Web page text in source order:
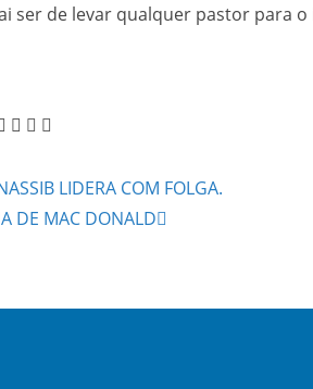
ser de levar qualquer pastor para
LIDERA COM FOLGA.
DE MAC DONALD